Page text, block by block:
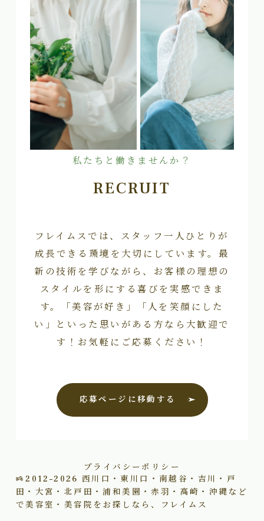
私たちと働きませんか？
RECRUIT
フレイムスでは、スタッフ一人ひとりが
成長できる環境を大切にしています。最
新の技術を学びながら、お客様の理想の
スタイルを形にする喜びを実感できま
す。「美容が好き」「人を笑顔にした
い」といった思いがある方なら大歓迎で
す！お気軽にご応募ください！
応募ページに移動する
プライバシーポリシー
2012–2026 西川口・東川口・南越谷・吉川・戸
田・大宮・北戸田・浦和美園・赤羽・高崎・沖縄など
で美容室・美容院をお探しなら、フレイムス